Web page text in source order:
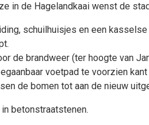
in de Hagelandkaai wenst de
schuilhuisjes en een
de brandweer (ter hoogte van
voetpad te voorzien kant
de bomen tot aan de nieuw
betonstraatstenen.